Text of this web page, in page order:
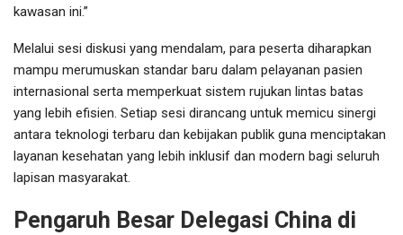
kawasan ini.”
Melalui sesi diskusi yang mendalam, para peserta diharapkan
mampu merumuskan standar baru dalam pelayanan pasien
internasional serta memperkuat sistem rujukan lintas batas
yang lebih efisien. Setiap sesi dirancang untuk memicu sinergi
antara teknologi terbaru dan kebijakan publik guna menciptakan
layanan kesehatan yang lebih inklusif dan modern bagi seluruh
lapisan masyarakat.
Pengaruh Besar Delegasi China di